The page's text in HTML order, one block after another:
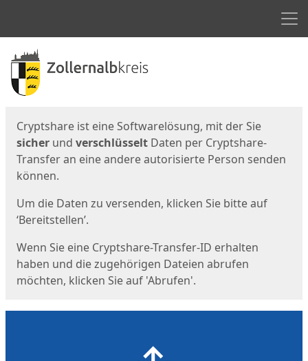
Start
Cryptshare ist eine Softwarelösung, mit der Sie
sicher und verschlüsselt Daten per Cryptshare-
Transfer an eine andere autorisierte Person senden
können.
Um die Daten zu versenden, klicken Sie bitte auf
‘Bereitstellen’.
Wenn Sie eine Cryptshare-Transfer-ID erhalten
haben und die zugehörigen Dateien abrufen
möchten, klicken Sie auf 'Abrufen'.